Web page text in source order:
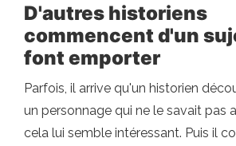
D'autres historiens
commencent d'un
font emporter
Parfois, il arrive qu'un historien
un personnage qui ne le savait pas
cela lui semble intéressant. Puis il